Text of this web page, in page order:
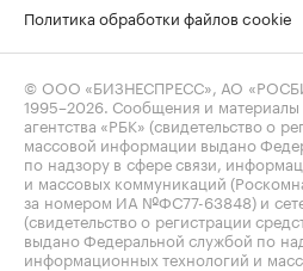
Политика обработки файлов cookie
© ООО «БИЗНЕСПРЕСС», АО
1995–2026. Сообщения и
агентства «РБК» (свидетельство о
массовой информации выдано
по надзору в сфере связи,
и массовых коммуникаций
за номером ИА №ФС77-63848) и
(свидетельство о регистрации
выдано Федеральной службой по
информационных технологий и